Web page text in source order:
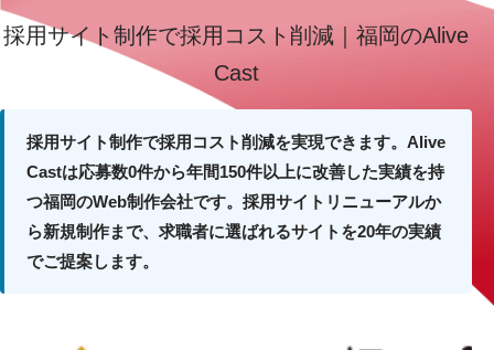
採用サイト制作で採用コスト削減｜福岡のAlive
Cast
採用サイト制作で採用コスト削減を実現できます。Alive
Castは応募数0件から年間150件以上に改善した実績を持
つ福岡のWeb制作会社です。採用サイトリニューアルか
ら新規制作まで、求職者に選ばれるサイトを20年の実績
でご提案します。